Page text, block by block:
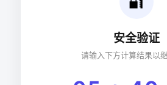
安全验证
请输入下方计算结果以